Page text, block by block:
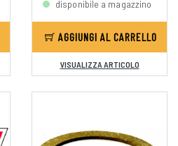
disponibile a magazzino
AGGIUNGI AL CARRELLO
VISUALIZZA ARTICOLO